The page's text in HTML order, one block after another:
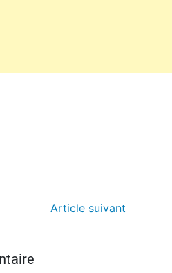
Article suivant